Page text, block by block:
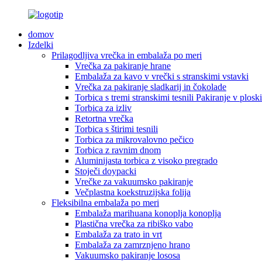
domov
Izdelki
Prilagodljiva vrečka in embalaža po meri
Vrečka za pakiranje hrane
Embalaža za kavo v vrečki s stranskimi vstavki
Vrečka za pakiranje sladkarij in čokolade
Torbica s tremi stranskimi tesnili Pakiranje v
Torbica za izliv
Retortna vrečka
Torbica s štirimi tesnili
Torbica za mikrovalovno pečico
Torbica z ravnim dnom
Aluminijasta torbica z visoko pregrado
Stoječi doypacki
Vrečke za vakuumsko pakiranje
Večplastna koekstruzijska folija
Fleksibilna embalaža po meri
Embalaža marihuana konoplja konoplja
Plastična vrečka za ribiško vabo
Embalaža za trato in vrt
Embalaža za zamrznjeno hrano
Vakuumsko pakiranje lososa